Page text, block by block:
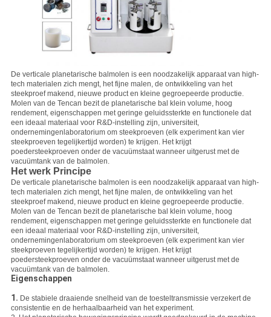
De verticale planetarische balmolen is een noodzakelijk apparaat van high-
tech materialen zich mengt, het fijne malen, de ontwikkeling van het
steekproef makend, nieuwe product en kleine gegroepeerde productie.
Molen van de Tencan bezit de planetarische bal klein volume, hoog
rendement, eigenschappen met geringe geluidssterkte en functionele dat
een ideaal materiaal voor R&D-instelling zijn, universiteit,
ondernemingenlaboratorium om steekproeven (elk experiment kan vier
steekproeven tegelijkertijd worden) te krijgen. Het krijgt
poedersteekproeven onder de vacuümstaat wanneer uitgerust met de
vacuümtank van de balmolen.
Het werk Principe
De verticale planetarische balmolen is een noodzakelijk apparaat van high-
tech materialen zich mengt, het fijne malen, de ontwikkeling van het
steekproef makend, nieuwe product en kleine gegroepeerde productie.
Molen van de Tencan bezit de planetarische bal klein volume, hoog
rendement, eigenschappen met geringe geluidssterkte en functionele dat
een ideaal materiaal voor R&D-instelling zijn, universiteit,
ondernemingenlaboratorium om steekproeven (elk experiment kan vier
steekproeven tegelijkertijd worden) te krijgen. Het krijgt
poedersteekproeven onder de vacuümstaat wanneer uitgerust met de
vacuümtank van de balmolen.
Eigenschappen
1. De stabiele draaiende snelheid van de toesteltransmissie verzekert de
consistentie en de herhaalbaarheid van het experiment.